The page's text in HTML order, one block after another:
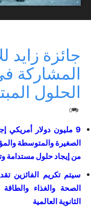
جائزة زايد
الحلول
0
9 مليون دولار أمريكي
الصغيرة والمتوسطة
من إيجاد حلول مستدامة
الصحة والغذاء
الثانوية العالمية